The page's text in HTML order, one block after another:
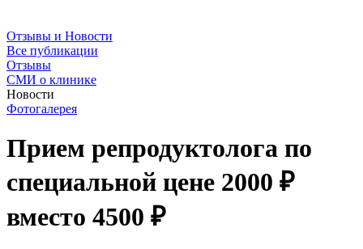
Отзывы и Новости
Все публикации
Отзывы
СМИ о клинике
Новости
Фотогалерея
Прием репродуктолога по
специальной цене 2000 ₽
вместо 4500 ₽